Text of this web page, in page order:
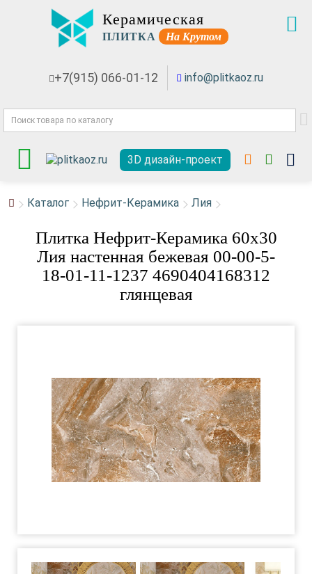
Керамическая
ПЛИТКА На Крутом
+7(915) 066-01-12 info@plitkaoz.ru
3D дизайн-проект
Каталог Нефрит-Керамика Лия
Плитка Нефрит-Керамика 60x30
Лия настенная бежевая 00-00-5-
18-01-11-1237 4690404168312
глянцевая